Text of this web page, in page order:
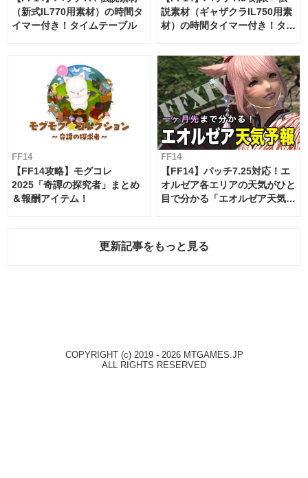
（新式IL770用素材）の時間タ
イマー付き！タイムテーブル
説素材（ギャザクラIL750用素
材）の時間タイマー付き！タイ
FF14
【FF14攻略】モグコレ
2025「奇譚の探究者」まとめ
＆報酬アイテム！
FF14
【FF14】パッチ7.25対応！エ
オルゼア各エリアの天気がひと
目で分かる「エオルゼア天気予
更新記事をもっと見る
COPYRIGHT (c) 2019 - 2026 MTGAMES.JP
ALL RIGHTS RESERVED